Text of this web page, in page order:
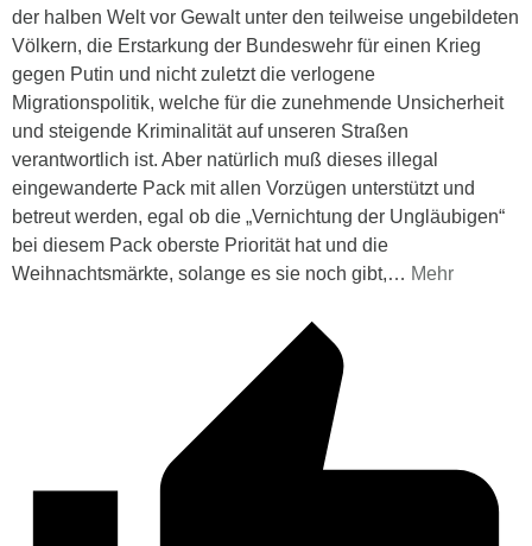
der halben Welt vor Gewalt unter den teilweise ungebildeten
Völkern, die Erstarkung der Bundeswehr für einen Krieg
gegen Putin und nicht zuletzt die verlogene
Migrationspolitik, welche für die zunehmende Unsicherheit
und steigende Kriminalität auf unseren Straßen
verantwortlich ist. Aber natürlich muß dieses illegal
eingewanderte Pack mit allen Vorzügen unterstützt und
betreut werden, egal ob die „Vernichtung der Ungläubigen“
bei diesem Pack oberste Priorität hat und die
Weihnachtsmärkte, solange es sie noch gibt,… Mehr